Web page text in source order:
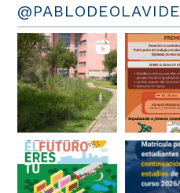
@PABLODEOLAVIDE